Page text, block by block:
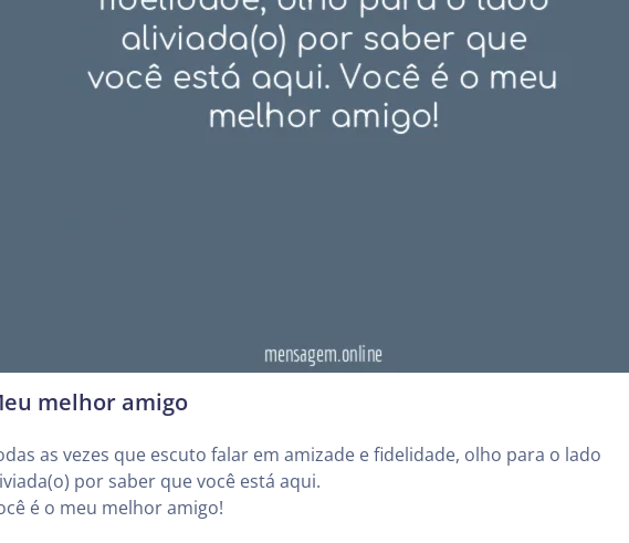
melhor amigo
as vezes que escuto falar em amizade e fidelidade, olho para o lado
por saber que você está aqui.
é o meu melhor amigo!